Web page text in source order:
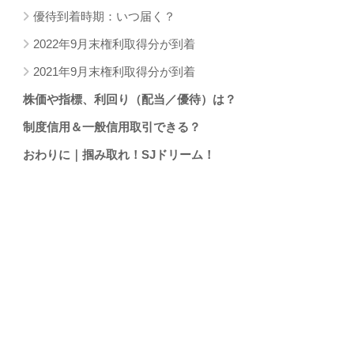
優待到着時期：いつ届く？
2022年9月末権利取得分が到着
2021年9月末権利取得分が到着
株価や指標、利回り（配当／優待）は？
制度信用＆一般信用取引できる？
おわりに｜掴み取れ！SJドリーム！